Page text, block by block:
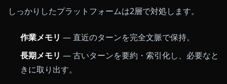
しっかりしたプラットフォームは2層で対処します。
作業メモリ — 直近のターンを完全文脈で保持。
長期メモリ — 古いターンを要約・索引化し、必要なと
きに取り出す。